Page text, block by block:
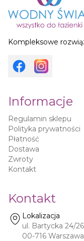
Kompleksowe
Informacje
Regulamin sklepu
Polityka prywatności
Płatność
Dostawa
Zwroty
Kontakt
Kontakt
Lokalizacja
ul. Bartycka 24/
00-716 Warszawa